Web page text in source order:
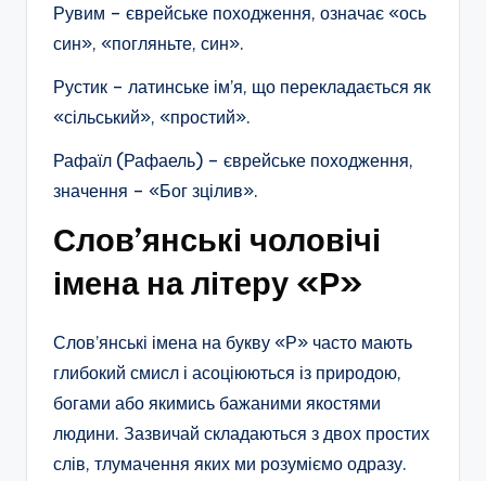
Рувим – єврейське походження, означає «ось
син», «погляньте, син».
Рустик – латинське ім’я, що перекладається як
«сільський», «простий».
Рафаїл (Рафаель) – єврейське походження,
значення – «Бог зцілив».
Слов’янські чоловічі
імена на літеру «Р»
Слов’янські імена на букву «Р» часто мають
глибокий смисл і асоціюються із природою,
богами або якимись бажаними якостями
людини. Зазвичай складаються з двох простих
слів, тлумачення яких ми розуміємо одразу.